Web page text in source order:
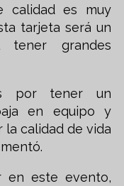
calidad es muy
tarjeta será un
tener grandes
por tener un
en equipo y
calidad de vida
en este evento,